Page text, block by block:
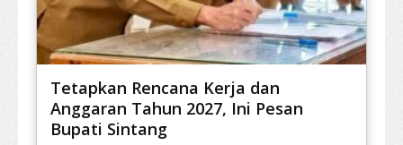
Tetapkan Rencana Kerja dan
Anggaran Tahun 2027, Ini Pesan
Bupati Sintang